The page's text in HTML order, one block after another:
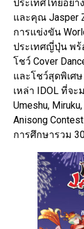
ประเทศไทยอย่า
และคุณ Jasper
การแข่งขัน
ประเทศญี่ปุ่น พร้
โชว์ Cover
และโชว์สุดพิเศ
เหล่า IDOL ที่จ
Umeshu,
Anisong
การศึกษารวม